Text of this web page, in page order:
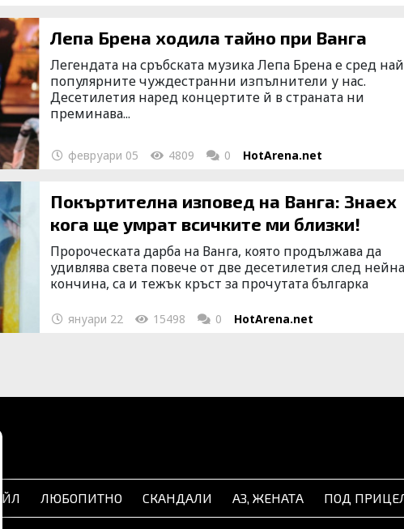
Лепа Брена ходила тайно при Ванга
Легендата на сръбската музика Лепа Брена е сред
популярните чуждестранни изпълнители у нас.
Десетилетия наред концертите й в страната ни
преминава...
февруари 05 4809 0 HotArena.net
Покъртителна изповед на Ванга: Знаех
кога ще умрат всичките ми близки!
Пророческата дарба на Ванга, която продължава да
удивлява света повече от две десетилетия след
кончина, са и тежък кръст за прочутата българка
януари 22 15498 0 HotArena.net
ЛЮБОПИТНО СКАНДАЛИ АЗ, ЖЕНАТА ПОД